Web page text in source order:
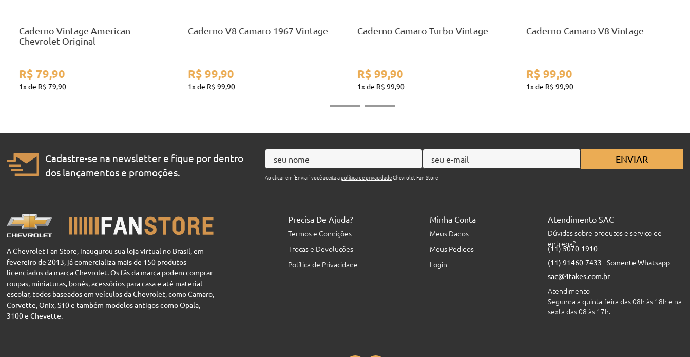
Caderno Vintage American
Chevrolet Original
R$ 79,90
1 R$ 79,90
Caderno V8 Camaro 1967 Vintage
R$ 99,90
1 R$ 99,90
Caderno Camaro Turbo Vintage
R$ 99,90
1 R$ 99,90
Caderno Camaro V8 Vintage
R$ 99,90
1 R$ 99,90
Cadastre-se na newsletter e fique por dentro
dos lançamentos e promoções.
ENVIAR
Ao clicar em 'Enviar' você aceita apolítica de privacidadeChevrolet Fan Store
A Chevrolet Fan Store, inaugurou sua loja virtual no Brasil, em
fevereiro de 2013, já comercializa mais de 150 produtos
licenciados da marca Chevrolet. Os fãs da marca podem comprar
roupas, miniaturas, bonés, acessórios para casa e até material
escolar, todos baseados em veículos da Chevrolet, como Camaro,
Corvette, Onix, S10 e também modelos antigos como Opala,
3100 e Chevette.
Precisa De Ajuda?
Termos e Condições
Trocas e Devoluções
Política de Privacidade
Minha Conta
Meus Dados
Meus Pedidos
Login
Atendimento SAC
Dúvidas sobre produtos e serviço de
entrega?
(11) 5070-1910
(11) 91460-7433 - Somente Whatsapp
sac@4takes.com.br
Atendimento
Segunda a quinta-feira das 08h às 18h e na
sexta das 08 às 17h.